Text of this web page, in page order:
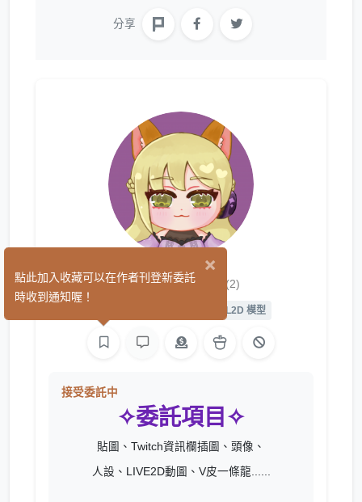
分享
紫色隊員 (2)
L2D 模型
接受委託中
✧委託項目✧
貼圖、Twitch資訊欄插圖、頭像、
人設、LIVE2D動圖、V皮一條龍......
×
點此加入收藏可以在作者刊登新委託
時收到通知喔！